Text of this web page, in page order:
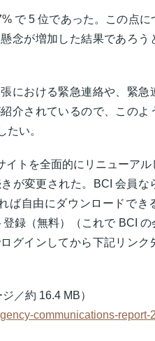
で 5 位であった。この点に
念が増加した結果であろう
における緊急連絡や、緊急
介されているので、このよ
たい。
イトを全面的にリニューアル
が変更された。BCI 会員な
ば自由にダウンロードでき
録（無料）（これで BCI
グインしてから下記リンク
／約 16.4 MB）
communications-report-